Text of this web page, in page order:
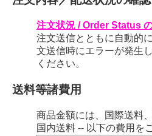
注文状況 / Order Status
注文送信とともに自動的
文送信時にエラーが発生
ください。
送料等諸費用
商品金額には、国際送料
国内送料 -- 以下の費用を